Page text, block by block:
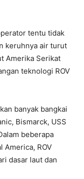
tentu tidak
keruhnya air turut
Amerika Serikat
teknologi ROV
banyak bangkai
Bismarck, USS
beberapa
America, ROV
dasar laut dan